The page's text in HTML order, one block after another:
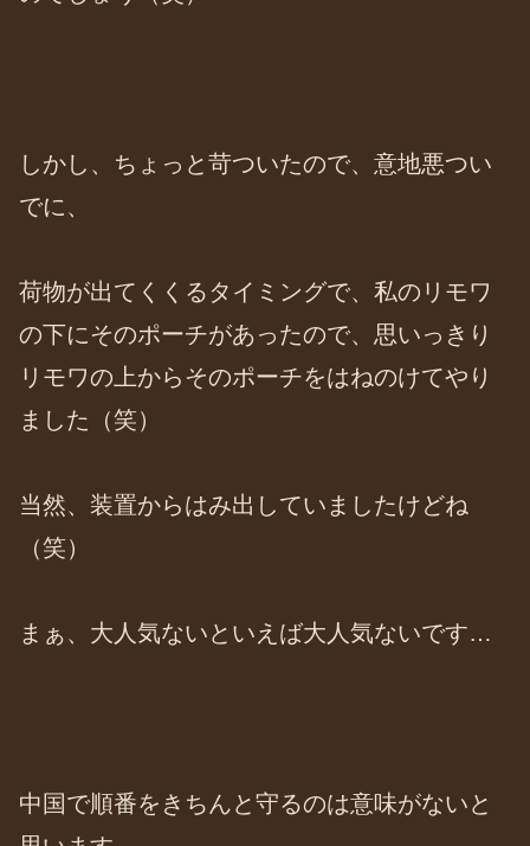
しかし、ちょっと苛ついたので、意地悪つい
でに、
荷物が出てくくるタイミングで、私のリモワ
の下にそのポーチがあったので、思いっきり
リモワの上からそのポーチをはねのけてやり
ました（笑）
当然、装置からはみ出していましたけどね
（笑）
まぁ、大人気ないといえば大人気ないです…
中国で順番をきちんと守るのは意味がないと